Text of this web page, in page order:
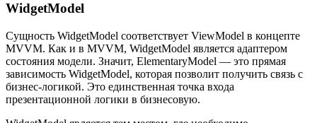
WidgetModel
Сущность WidgetModel соответствует ViewModel в концепте
MVVM. Как и в MVVM, WidgetModel является адаптером
состояния модели. Значит, ElementaryModel — это прямая
зависимость WidgetModel, которая позволит получить связь с
бизнес-логикой. Это единственная точка входа
презентационной логики в бизнесовую.